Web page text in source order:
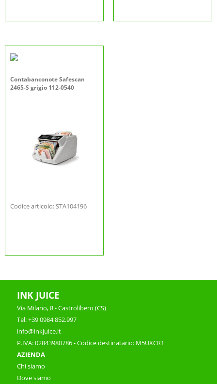
Contabanconote Safescan
2465-S grigio 112-0540
Codice articolo: STA104196
INK JUICE
Via Milano, 8 - Castrolibero (CS)
Tel: +39 0984 852.997
info@inkjuice.it
P.IVA: 02843980786 - Codice destinatario: M5UXCR1
AZIENDA
Chi siamo
Dove siamo